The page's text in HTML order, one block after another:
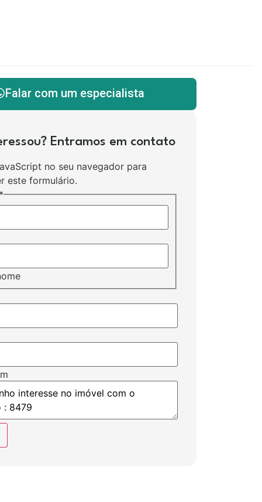
Falar com um especialista
Entramos em contato
no seu navegador para
este formulário.
*